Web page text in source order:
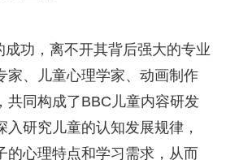
成功，离不开其背后强大的专业
家、儿童心理学家、动画制作
共同构成了BBC儿童内容研发
入研究儿童的认知发展规律，
的心理特点和学习需求，从而